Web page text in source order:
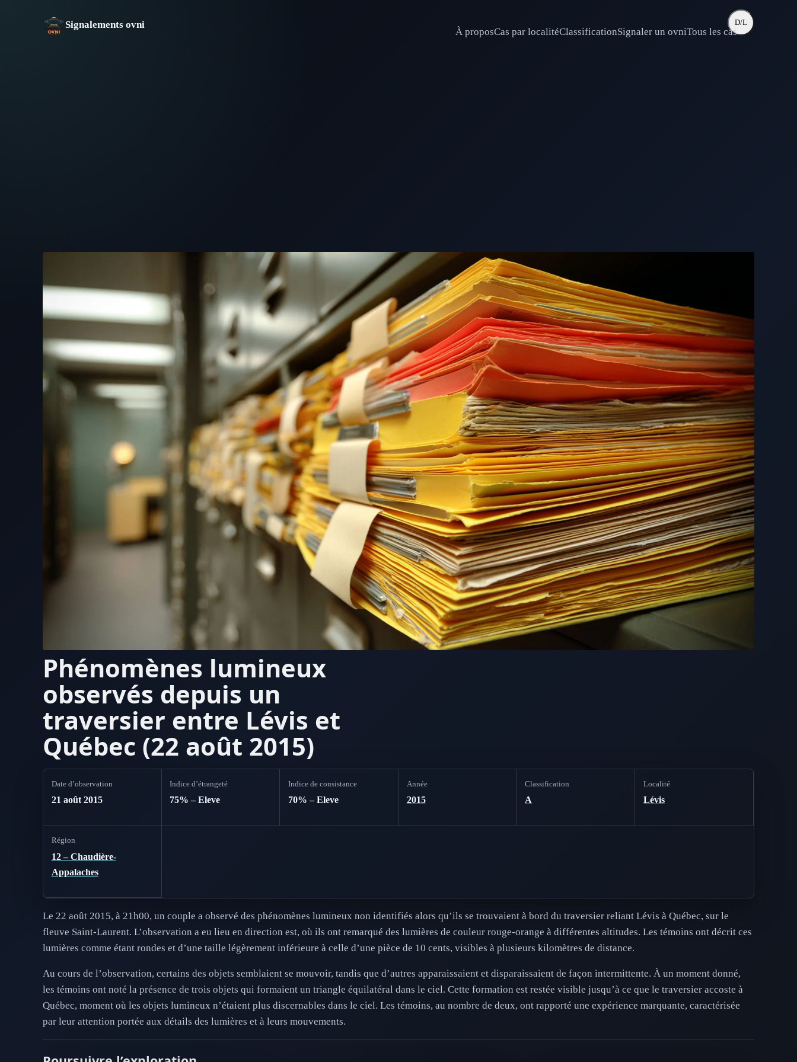
Signalements ovni
À proposCas par localitéClassificationSignaler un ovniTous les cas
D/L
Phénomènes lumineux
observés depuis un
traversier entre Lévis et
Québec (22 août 2015)
Date d’observation
21 août 2015
Indice d’étrangeté
75% – Eleve
Indice de consistance
70% – Eleve
Année
2015
Classification
A
Localité
Lévis
Région
12 – Chaudière-
Appalaches
Le 22 août 2015, à 21h00, un couple a observé des phénomènes lumineux non identifiés alors qu’ils se trouvaient à bord du traversier reliant Lévis à Québec, sur le
fleuve Saint-Laurent. L’observation a eu lieu en direction est, où ils ont remarqué des lumières de couleur rouge-orange à différentes altitudes. Les témoins ont décrit ces
lumières comme étant rondes et d’une taille légèrement inférieure à celle d’une pièce de 10 cents, visibles à plusieurs kilomètres de distance.
Au cours de l’observation, certains des objets semblaient se mouvoir, tandis que d’autres apparaissaient et disparaissaient de façon intermittente. À un moment donné,
les témoins ont noté la présence de trois objets qui formaient un triangle équilatéral dans le ciel. Cette formation est restée visible jusqu’à ce que le traversier accoste à
Québec, moment où les objets lumineux n’étaient plus discernables dans le ciel. Les témoins, au nombre de deux, ont rapporté une expérience marquante, caractérisée
par leur attention portée aux détails des lumières et à leurs mouvements.